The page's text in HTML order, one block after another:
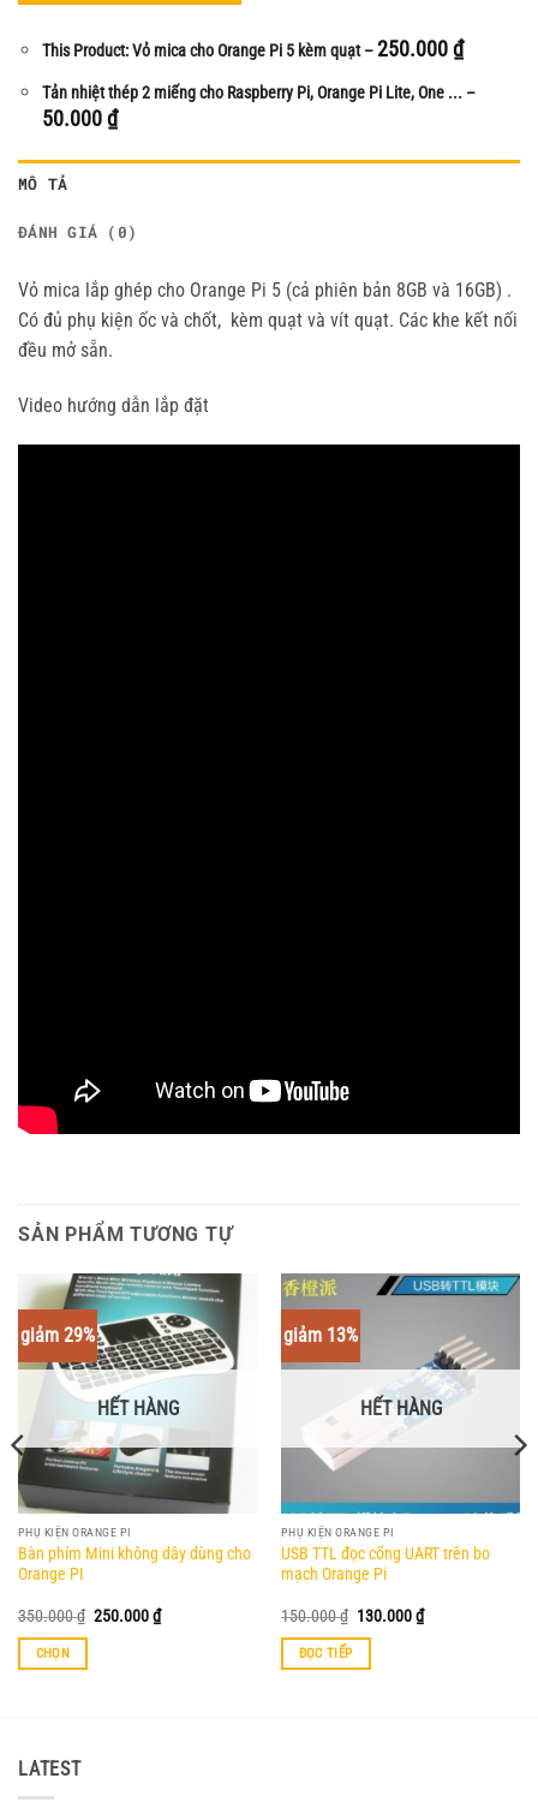
This Product: Vỏ mica cho Orange Pi 5 kèm quạt–250.000₫
Tản nhiệt thép 2 miếng cho Raspberry Pi, Orange Pi Lite, One ... –
50.000₫
MÔ TẢ
ĐÁNH GIÁ (0)
Vỏ mica lắp ghép cho Orange Pi 5 (cả phiên bản 8GB và 16GB) .
Có đủ phụ kiện ốc và chốt, kèm quạt và vít quạt. Các khe kết nối
đều mở sẵn.
Video hướng dẫn lắp đặt
SẢN PHẨM TƯƠNG TỰ
giảm 29%
HẾT HÀNG
PHỤ KIỆN ORANGE PI
Bàn phím Mini không dây dùng cho
Orange PI
350.000₫ Giá
250.000₫Giá
hiện
CHỌN
có
nhiều
giảm 13%
HẾT HÀNG
PHỤ KIỆN ORANGE PI
USB TTL đọc cổng UART trên bo
mạch Orange Pi
150.000₫ Giá
là:
130.000₫Giá
hiện
ĐỌC TIẾP
LATEST